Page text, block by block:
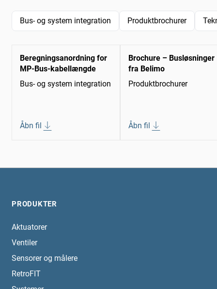
Bus- og system integration Produktbrochurer
Beregningsanordning for
MP-Bus-kabellængde
Bus- og system integration
Åbn fil
Brochure – Busløsninger
fra Belimo
Produktbrochurer
Åbn fil
PRODUKTER
Aktuatorer
Ventiler
Sensorer og målere
RetroFIT